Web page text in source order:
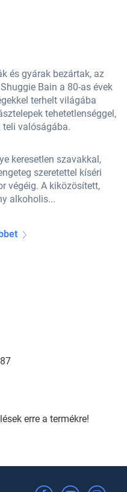
és gyárak bezártak, az
Bain a 80-as évek
terhelt világába
tehetetlenséggel,
valóságába.
keresetlen szavakkal,
szeretettel kíséri
végéig. A kiközösített,
alkoholis...
erre a termékre!